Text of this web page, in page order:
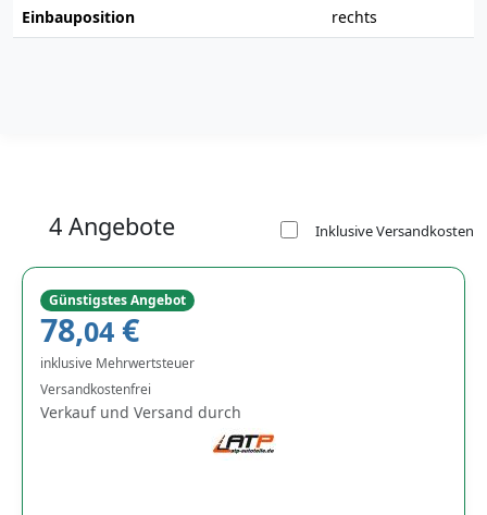
Einbauposition rechts
4 Angebote Inklusive Versandkosten
Günstigstes Angebot
78,04 €
inklusive Mehrwertsteuer
Versandkostenfrei
Verkauf und Versand durch